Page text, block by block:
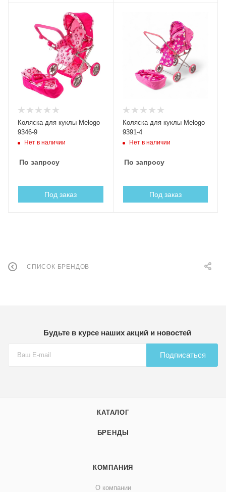
Коляска для куклы Melogo
9346-9
Нет в наличии
По запросу
Под заказ
Коляска для куклы Melogo
9391-4
Нет в наличии
По запросу
Под заказ
СПИСОК БРЕНДОВ
Будьте в курсе наших акций и новостей
Подписаться
КАТАЛОГ
БРЕНДЫ
КОМПАНИЯ
О компании